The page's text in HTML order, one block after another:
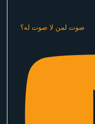
صوت لمن لا صوت له؟